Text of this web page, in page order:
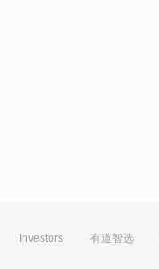
Investors 有道智选